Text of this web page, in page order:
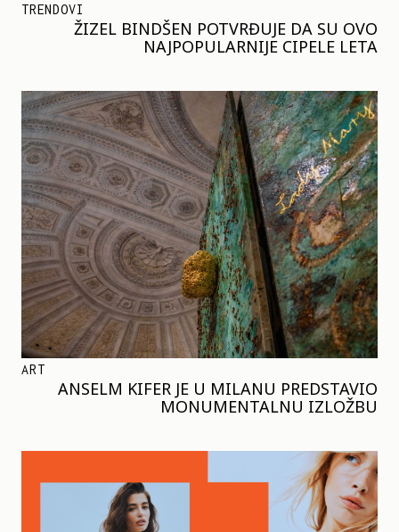
TRENDOVI
ŽIZEL BINDŠEN POTVRĐUJE DA SU OVO
NAJPOPULARNIJE CIPELE LETA
ART
ANSELM KIFER JE U MILANU PREDSTAVIO
MONUMENTALNU IZLOŽBU